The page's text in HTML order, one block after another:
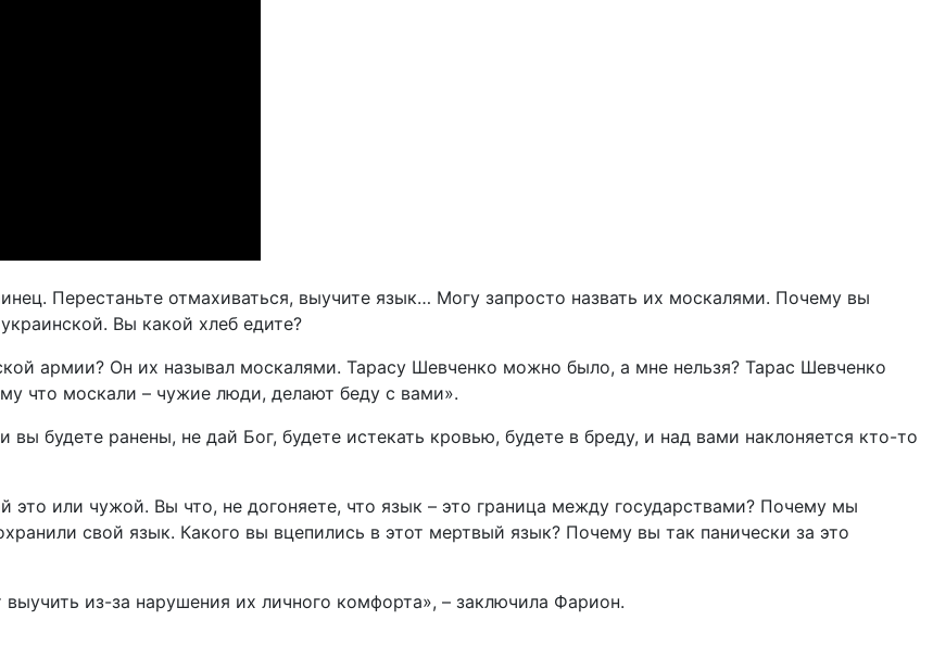
Перестаньте отмахиваться, выучите язык… Могу запросто назвать их москалями. Почему вы
Вы какой хлеб едите?
армии? Он их называл москалями. Тарасу Шевченко можно было, а мне нельзя? Тарас Шевченко
что москали – чужие люди, делают беду с вами».
будете ранены, не дай Бог, будете истекать кровью, будете в бреду, и над вами наклоняется кто-то
это или чужой. Вы что, не догоняете, что язык – это граница между государствами? Почему мы
свой язык. Какого вы вцепились в этот мертвый язык? Почему вы так панически за это
из-за нарушения их личного комфорта», – заключила Фарион.